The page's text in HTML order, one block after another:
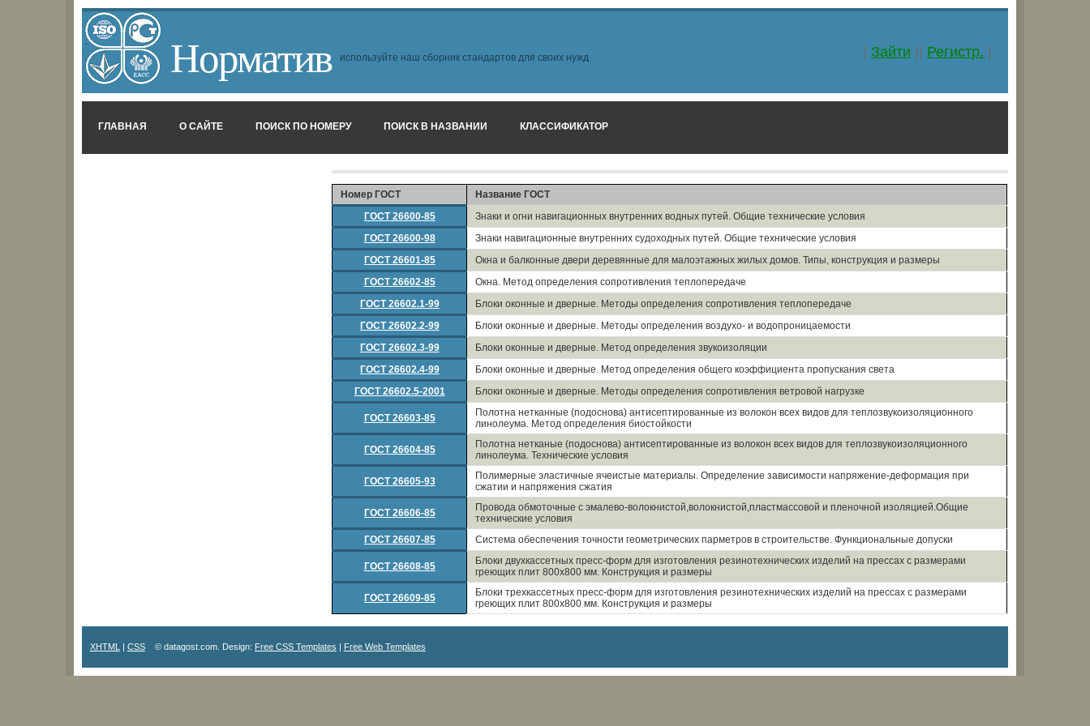
Норматив используйте наш сборник стандартов для своих нужд Зайти Регистр.
ГЛАВНАЯ О САЙТЕ ПОИСК ПО НОМЕРУ ПОИСК В НАЗВАНИИ КЛАССИФИКАТОР
Номер ГОСТ
Название ГОСТ
ГОСТ 26600-85
Знаки и огни навигационных внутренних водных путей. Общие технические условия
ГОСТ 26600-98
Знаки навигационные внутренних судоходных путей. Общие технические условия
ГОСТ 26601-85
Окна и балконные двери деревянные для малоэтажных жилых домов. Типы, конструкция и размеры
ГОСТ 26602-85
Окна. Метод определения сопротивления теплопередаче
ГОСТ 26602.1-99
Блоки оконные и дверные. Методы определения сопротивления теплопередаче
ГОСТ 26602.2-99
Блоки оконные и дверные. Методы определения воздухо- и водопроницаемости
ГОСТ 26602.3-99
Блоки оконные и дверные. Метод определения звукоизоляции
ГОСТ 26602.4-99
Блоки оконные и дверные. Метод определения общего коэффициента пропускания света
ГОСТ 26602.5-2001
Блоки оконные и дверные. Методы определения сопротивления ветровой нагрузке
ГОСТ 26603-85
Полотна нетканные (подоснова) антисептированные из волокон всех видов для теплозвукоизоляционного
линолеума. Метод определения биостойкости
ГОСТ 26604-85
Полотна нетканые (подоснова) антисептированные из волокон всех видов для теплозвукоизоляционного
линолеума. Технические условия
ГОСТ 26605-93
Полимерные эластичные ячеистые материалы. Определение зависимости напряжение-деформация при
сжатии и напряжения сжатия
ГОСТ 26606-85
Провода обмоточные с эмалево-волокнистой,волокнистой,пластмассовой и пленочной изоляцией.Общие
технические условия
ГОСТ 26607-85
Система обеспечения точности геометрических парметров в строительстве. Функциональные допуски
ГОСТ 26608-85
Блоки двухкассетных пресс-форм для изготовления резинотехнических изделий на прессах с размерами
греющих плит 800х800 мм. Конструкция и размеры
ГОСТ 26609-85
Блоки трехкассетных пресс-форм для изготовления резинотехнических изделий на прессах с размерами
греющих плит 800х800 мм. Конструкция и размеры
XHTML | CSS© datagost.com. Design: Free CSS Templates | Free Web Templates